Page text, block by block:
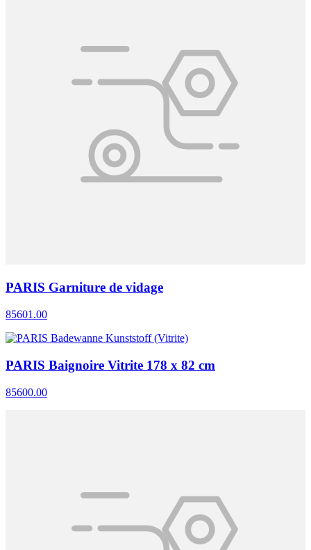
PARIS Garniture de vidage
85601.00
PARIS Baignoire Vitrite 178 x 82 cm
85600.00